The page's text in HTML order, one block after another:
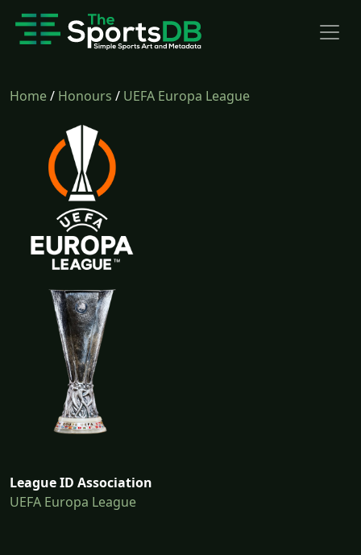
Home/ Honours / UEFA Europa League
League ID Association
UEFA Europa League